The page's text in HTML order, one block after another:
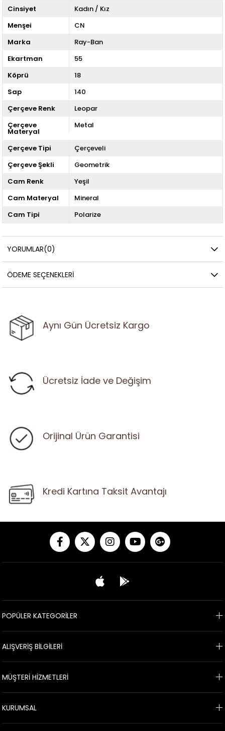
Cinsiyet
Kadın / Kız
Menşei
CN
Marka
Ray-Ban
Ekartman
55
Köprü
18
Sap
140
Çerçeve Renk
Leopar
Çerçeve
Materyal
Metal
Çerçeve Tipi
Çerçeveli
Çerçeve Şekli
Geometrik
Cam Renk
Yeşil
Cam Materyal
Mineral
Cam Tipi
Polarize
YORUMLAR(0)
ÖDEME SEÇENEKLERI
Aynı Gün Ücretsiz Kargo
Ücretsiz İade ve Değişim
Orijinal Ürün Garantisi
Kredi Kartına Taksit Avantajı
POPÜLER KATEGORİLER
ALIŞVERİŞ BİLGİLERİ
MÜŞTERİ HİZMETLERİ
KURUMSAL